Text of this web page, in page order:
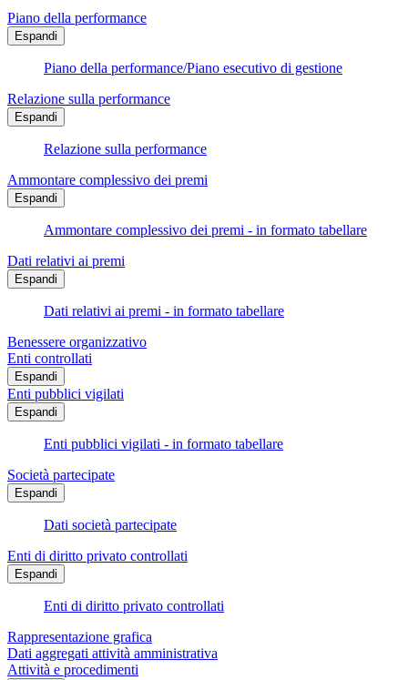
Piano della performance
Espandi
Piano della performance/Piano esecutivo di gestione
Relazione sulla performance
Espandi
Relazione sulla performance
Ammontare complessivo dei premi
Espandi
Ammontare complessivo dei premi - in formato tabellare
Dati relativi ai premi
Espandi
Dati relativi ai premi - in formato tabellare
Benessere organizzativo
Enti controllati
Espandi
Enti pubblici vigilati
Espandi
Enti pubblici vigilati - in formato tabellare
Società partecipate
Espandi
Dati società partecipate
Enti di diritto privato controllati
Espandi
Enti di diritto privato controllati
Rappresentazione grafica
Dati aggregati attività amministrativa
Attività e procedimenti